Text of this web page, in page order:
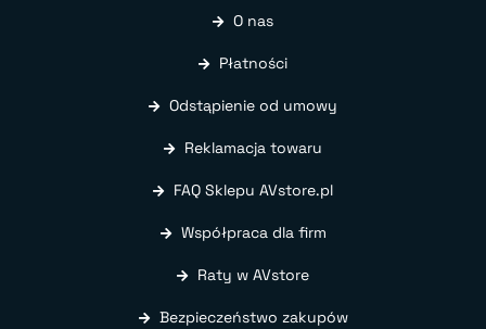
O nas
Płatności
Odstąpienie od umowy
Reklamacja towaru
FAQ Sklepu AVstore.pl
Współpraca dla firm
Raty w AVstore
Bezpieczeństwo zakupów